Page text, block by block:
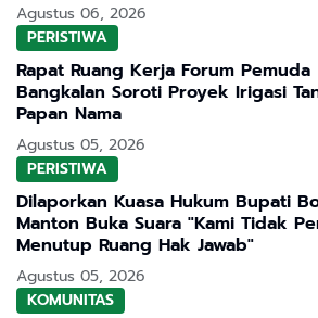
Agustus 06, 2026
PERISTIWA
Rapat Ruang Kerja Forum Pemuda
Bangkalan Soroti Proyek Irigasi
Papan Nama
Agustus 05, 2026
PERISTIWA
Dilaporkan Kuasa Hukum Bupati
Manton Buka Suara "Kami Tidak
Menutup Ruang Hak Jawab"
Agustus 05, 2026
KOMUNITAS